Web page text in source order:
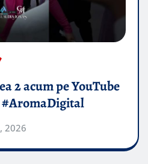
2 acum pe YouTube
2026